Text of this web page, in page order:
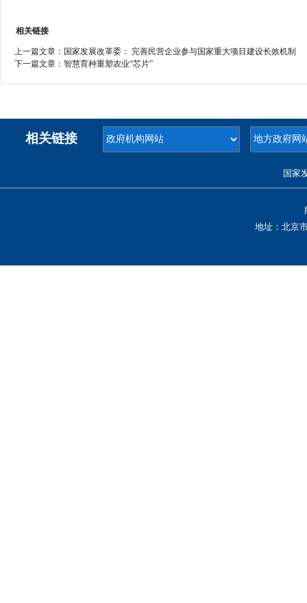
相关链接
上一篇文章： 国家发展改革委： 完善民营企业参与国家重大项目建设长效机制
下一篇文章： 智慧育种重塑农业“芯片”
相关链接
国家
地址：北京